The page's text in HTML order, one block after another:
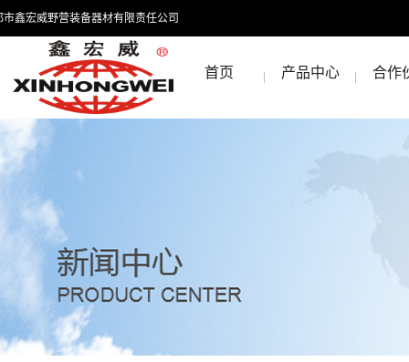
市鑫宏威野营装备器材有限责任公司
首页 产品中心 合作